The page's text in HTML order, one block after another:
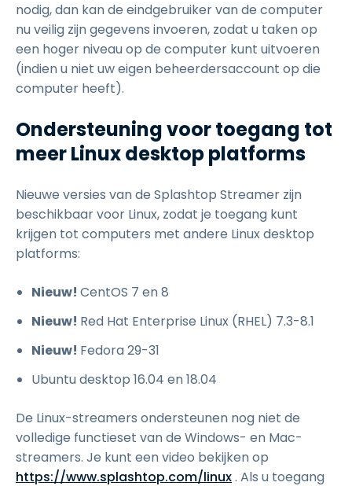
nodig, dan kan de eindgebruiker van de computer
nu veilig zijn gegevens invoeren, zodat u taken op
een hoger niveau op de computer kunt uitvoeren
(indien u niet uw eigen beheerdersaccount op die
computer heeft).
Ondersteuning voor toegang tot
meer Linux desktop platforms
Nieuwe versies van de Splashtop Streamer zijn
beschikbaar voor Linux, zodat je toegang kunt
krijgen tot computers met andere Linux desktop
platforms:
Nieuw! CentOS 7 en 8
Nieuw! Red Hat Enterprise Linux (RHEL) 7.3-8.1
Nieuw! Fedora 29-31
Ubuntu desktop 16.04 en 18.04
De Linux-streamers ondersteunen nog niet de
volledige functieset van de Windows- en Mac-
streamers. Je kunt een video bekijken op
https://www.splashtop.com/linux. Als u toegang